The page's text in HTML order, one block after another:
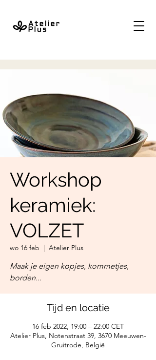
Workshop
keramiek:
VOLZET
wo 16 feb
  |
Atelier Plus
Maak je eigen kopjes, kommetjes,
borden...
Tijd en locatie
16 feb 2022, 19:00 – 22:00 CET
Atelier Plus, Notenstraat 39, 3670 Meeuwen-
Gruitrode, België